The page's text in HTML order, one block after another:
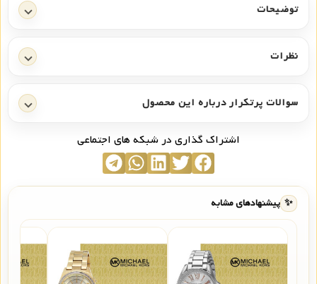
توضیحات
نظرات
سوالات پرتکرار درباره این محصول
اشتراک گذاری در شبکه های اجتماعی
✨ پیشنهادهای مشابه